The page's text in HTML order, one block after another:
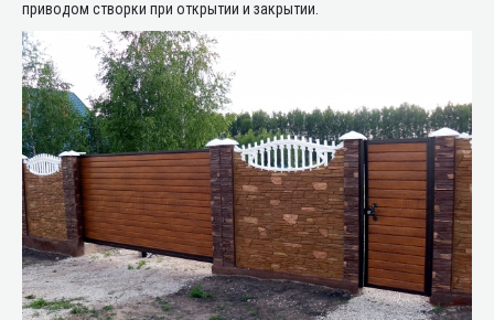
приводом створки при открытии и закрытии.